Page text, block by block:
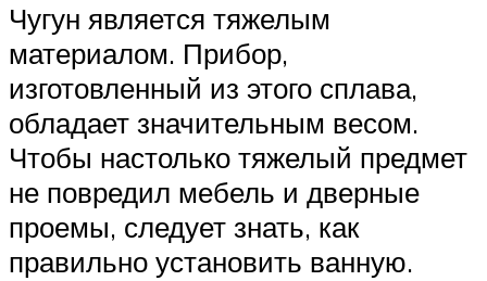
Чугун является тяжелым
материалом. Прибор,
изготовленный из этого сплава,
обладает значительным весом.
Чтобы настолько тяжелый предмет
не повредил мебель и дверные
проемы, следует знать, как
правильно установить ванную.